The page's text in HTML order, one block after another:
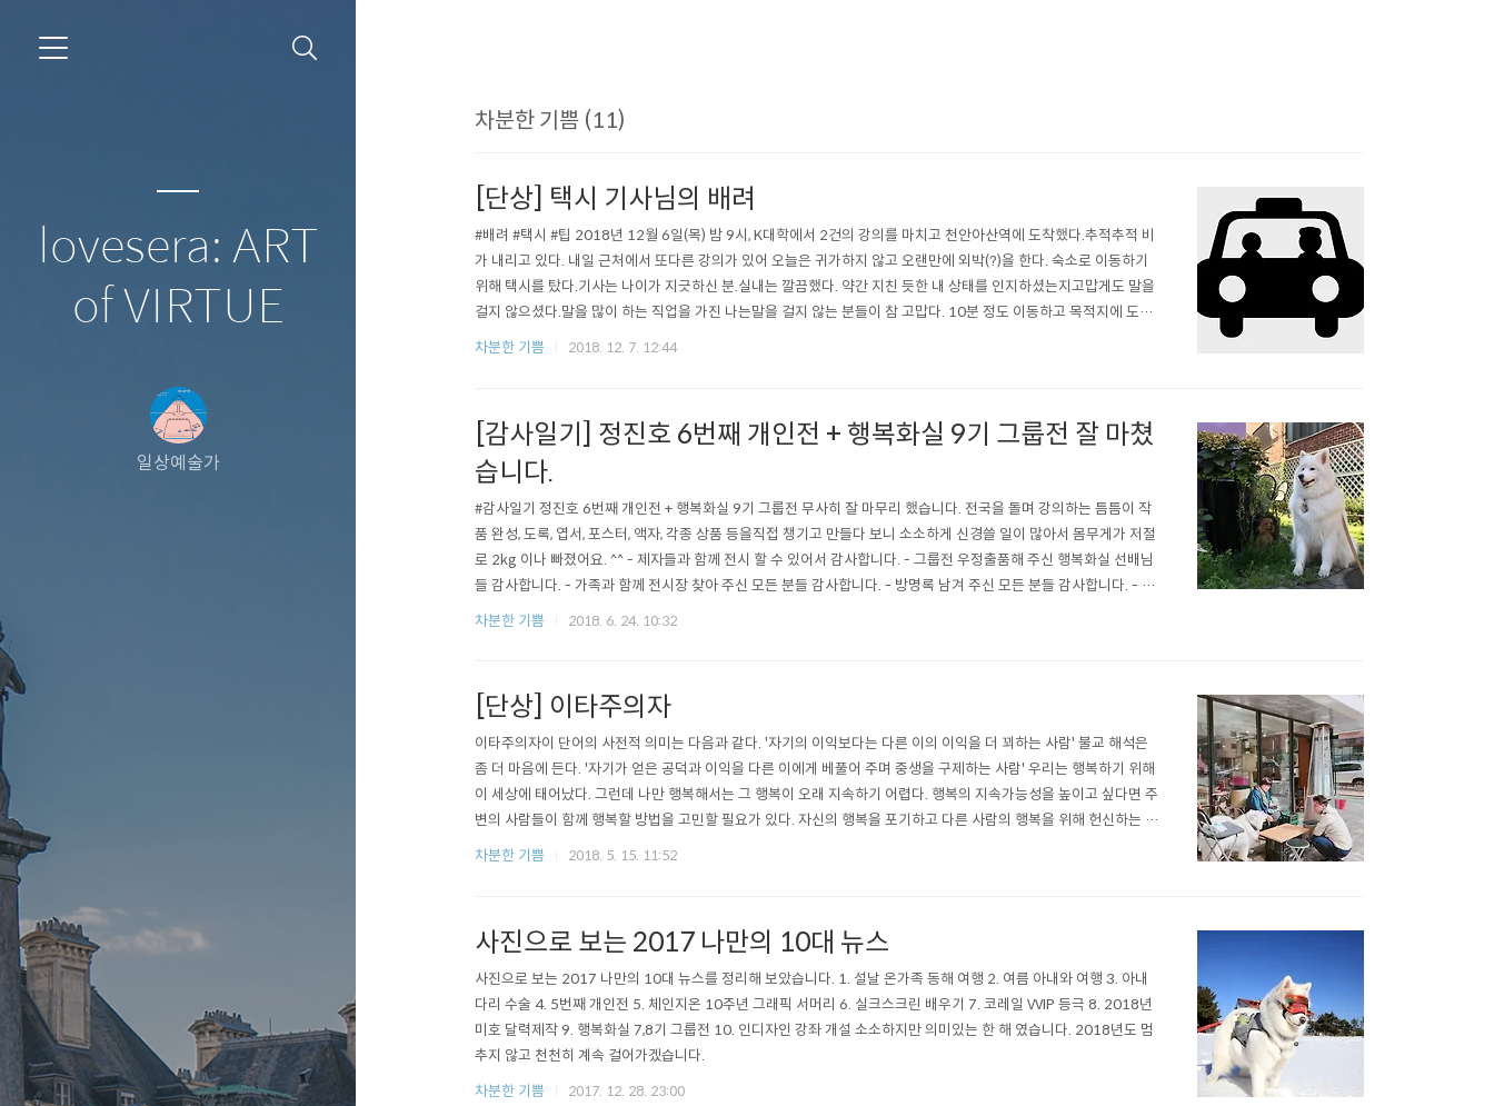
lovesera: ART
of VIRTUE
일상예술가
차분한 기쁨 (11)
[단상] 택시 기사님의 배려
#배려 #택시 #팁 2018년 12월 6일(목) 밤 9시, K대학에서 2건의 강의를 마치고 천안아산역에 도착했다.추적추적 비
가 내리고 있다. 내일 근처에서 또다른 강의가 있어 오늘은 귀가하지 않고 오랜만에 외박(?)을 한다. 숙소로 이동하기
위해 택시를 탔다.기사는 나이가 지긋하신 분.실내는 깔끔했다. 약간 지친 듯한 내 상태를 인지하셨는지고맙게도 말을
걸지 않으셨다.말을 많이 하는 직업을 가진 나는말을 걸지 않는 분들이 참 고맙다. 10분 정도 이동하고 목적지에 도착
했다. 요금은 4,600원. 빗줄기가 약간 거세졌다.우산이 없는 나를 위해 기사님은 2~3M를 더 이동해 현관쪽으로 바짝
차분한 기쁨 2018. 12. 7. 12:44
[감사일기] 정진호 6번째 개인전 + 행복화실 9기 그룹전 잘 마쳤
습니다.
#감사일기 정진호 6번째 개인전 + 행복화실 9기 그룹전 무사히 잘 마무리 했습니다. 전국을 돌며 강의하는 틈틈이 작
품 완성, 도록, 엽서, 포스터, 액자, 각종 상품 등을직접 챙기고 만들다 보니 소소하게 신경쓸 일이 많아서 몸무게가 저절
로 2kg 이나 빠졌어요. ^^ - 제자들과 함께 전시 할 수 있어서 감사합니다. - 그룹전 우정출품해 주신 행복화실 선배님
들 감사합니다. - 가족과 함께 전시장 찾아 주신 모든 분들 감사합니다. - 방명록 남겨 주신 모든 분들 감사합니다. - 에
코백, 티셔츠, 아트프린트, 엽서, 도록, 달력 구입하신 분들 감사합니다. - 도움이 필요할 때 천사처럼 나타나 귀한 도움
차분한 기쁨 2018. 6. 24. 10:32
[단상] 이타주의자
이타주의자이 단어의 사전적 의미는 다음과 같다. '자기의 이익보다는 다른 이의 이익을 더 꾀하는 사람' 불교 해석은
좀 더 마음에 든다. '자기가 얻은 공덕과 이익을 다른 이에게 베풀어 주며 중생을 구제하는 사람' 우리는 행복하기 위해
이 세상에 태어났다. 그런데 나만 행복해서는 그 행복이 오래 지속하기 어렵다. 행복의 지속가능성을 높이고 싶다면 주
변의 사람들이 함께 행복할 방법을 고민할 필요가 있다. 자신의 행복을 포기하고 다른 사람의 행복을 위해 헌신하는 분
들도 있기는 하지만 이들은 보통사람이 아니라 성인(聖人)에 가깝다. 이 세상을 좀 더 행복한 곳으로 만드는 이타주의
차분한 기쁨 2018. 5. 15. 11:52
사진으로 보는 2017 나만의 10대 뉴스
사진으로 보는 2017 나만의 10대 뉴스를 정리해 보았습니다. 1. 설날 온가족 동해 여행 2. 여름 아내와 여행 3. 아내
다리 수술 4. 5번째 개인전 5. 체인지온 10주년 그래픽 서머리 6. 실크스크린 배우기 7. 코레일 VVIP 등극 8. 2018년
미호 달력제작 9. 행복화실 7,8기 그룹전 10. 인디자인 강좌 개설 소소하지만 의미있는 한 해 였습니다. 2018년도 멈
추지 않고 천천히 계속 걸어가겠습니다.
차분한 기쁨
2017. 12. 28. 23:00